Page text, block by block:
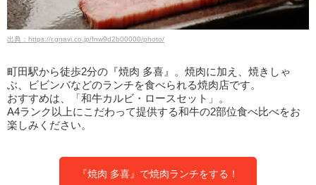
出典：https://r.gnavi.co.jp/fnw9d2b00000/photo/
町田駅から徒歩2分の『焼肉 多喜』。焼肉に加え、焼きしゃ
ぶ、ビビンバなどのランチを食べられる焼肉店です。
おすすめは、「和牛カルビ・ロースセット」。
A4ランク以上にこだわって提供する和牛の2部位食べ比べをお
楽しみください。
『焼肉 多喜』で焼肉ランチをする！